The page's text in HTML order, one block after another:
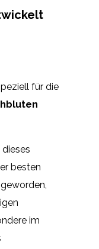
für die
besten
im